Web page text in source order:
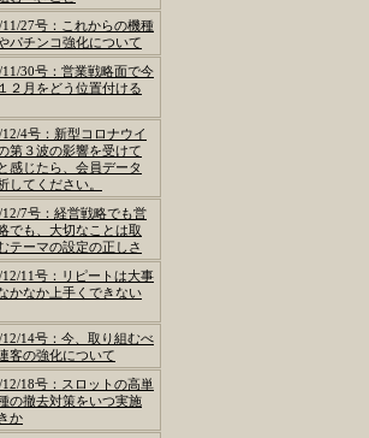
11/27号：これからの機種
パチンコ強化について
11/30号：営業戦略面で今
２月をどう位置付ける
4号：新型コロナウイ
第３波の影響を受けて
感じたら、会員データ
してください。
12/7号：経営戦略でも営
でも、大切なことは取
テーマの設定の正しさ
12/11号：リピートは大事
かなか上手くできない
12/14号：今、取り組むべ
客の強化について
18号：スロットの高単
の撤去対策をいつ実施
か